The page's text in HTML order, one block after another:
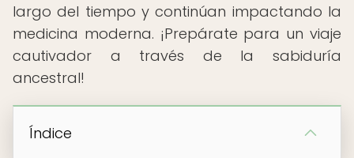
largo del tiempo y continúan impactando la
medicina moderna. ¡Prepárate para un viaje
cautivador a través de la sabiduría
ancestral!
Índice